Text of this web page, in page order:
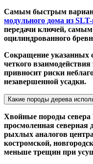
Самым быстрым
модульного дома из
передачи ключей,
оцилиндрованного
Сокращение указанных
четкого
привносит риски
незавершенной усадки.
Какие породы дерева
Хвойные породы севера
просмоленная северная
рыхлых аналогов
костромской,
меньше трещин при